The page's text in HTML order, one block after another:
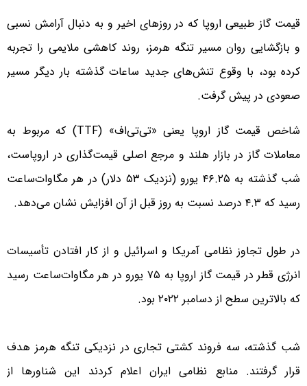
قیمت گاز طبیعی اروپا که در روزهای اخیر و به دنبال آرامش نسبی
و بازگشایی روان مسیر تنگه هرمز، روند کاهشی ملایمی را تجربه
کرده بود، با وقوع تنش‌های جدید ساعات گذشته بار دیگر مسیر
صعودی در پیش گرفت.
شاخص قیمت گاز اروپا یعنی «تی‌تی‌اف» (TTF) که مربوط به
معاملات گاز در بازار هلند و مرجع اصلی قیمت‌گذاری در اروپاست،
شب گذشته به ۴۶.۲۵ یورو (نزدیک ۵۳ دلار) در هر مگاوات‌ساعت
رسید که ۴.۳ درصد نسبت به روز قبل از آن افزایش نشان می‌دهد.
در طول تجاوز نظامی آمریکا و اسرائیل و از کار افتادن تأسیسات
انرژی قطر در قیمت گاز اروپا به ۷۵ یورو در هر مگاوات‌ساعت رسید
که بالاترین سطح از دسامبر ۲۰۲۲ بود.
شب گذشته، سه فروند کشتی تجاری در نزدیکی تنگه هرمز هدف
قرار گرفتند. منابع نظامی ایران اعلام کردند این شناورها از